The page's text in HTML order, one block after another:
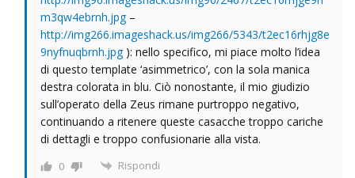
m3qw4ebrnh.jpg–
http://img266.imageshack.us/img266/5343/t2ec16rhjg8e
9nyfnuqbrnh.jpg): nello specifico, mi piace molto l’idea
di questo template ‘asimmetrico’, con la sola manica
destra colorata in blu. Ciò nonostante, il mio giudizio
sull’operato della Zeus rimane purtroppo negativo,
continuando a ritenere queste casacche troppo cariche
di dettagli e troppo confusionarie alla vista.
0 Rispondi